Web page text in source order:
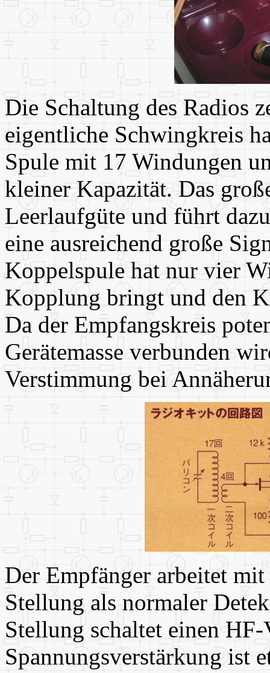
Die Schaltung des Radios
eigentliche Schwingkreis
Spule mit 17 Windungen
kleiner Kapazität. Das
Leerlaufgüte und führt
eine ausreichend große
Koppelspule hat nur vier
Kopplung bringt und den
Da der Empfangskreis
Gerätemasse verbunden
Verstimmung bei
Der Empfänger arbeitet
Stellung als normaler
Stellung schaltet einen
Spannungsverstärkung ist